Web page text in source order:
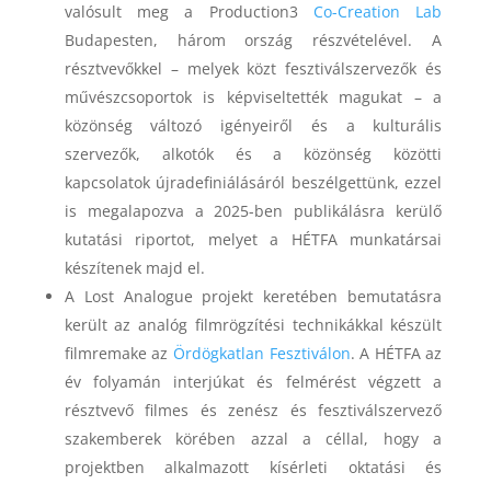
valósult meg a Production3 Co-Creation Lab
Budapesten, három ország részvételével. A
résztvevőkkel – melyek közt fesztiválszervezők és
művészcsoportok is képviseltették magukat – a
közönség változó igényeiről és a kulturális
szervezők, alkotók és a közönség közötti
kapcsolatok újradefiniálásáról beszélgettünk, ezzel
is megalapozva a 2025-ben publikálásra kerülő
kutatási riportot, melyet a HÉTFA munkatársai
készítenek majd el.
A Lost Analogue projekt keretében bemutatásra
került az analóg filmrögzítési technikákkal készült
filmremake az Ördögkatlan Fesztiválon. A HÉTFA az
év folyamán interjúkat és felmérést végzett a
résztvevő filmes és zenész és fesztiválszervező
szakemberek körében azzal a céllal, hogy a
projektben alkalmazott kísérleti oktatási és